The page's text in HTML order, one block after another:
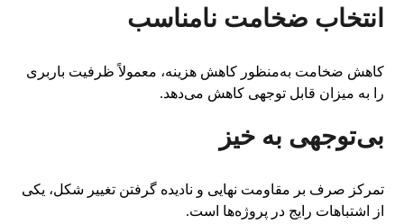
انتخاب ضخامت نامناسب
کاهش ضخامت به‌منظور کاهش هزینه، معمولاً ظرفیت باربری
را به میزان قابل توجهی کاهش می‌دهد.
بی‌توجهی به خیز
تمرکز صرف بر مقاومت نهایی و نادیده گرفتن تغییر شکل، یکی
از اشتباهات رایج در پروژه‌ها است.